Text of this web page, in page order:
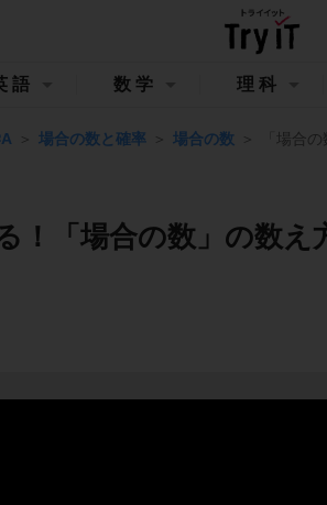
語 数学 理科
場合の数と確率 場合の数 「場合
！「場合の数」の数え